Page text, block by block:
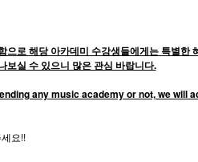
으로 해당 아카데미 수강생들에게는 특별
보실 수 있으니 많은 관심 바랍니다.
any music academy or not, we will
요!!